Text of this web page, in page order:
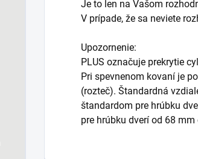
Je to len na Vašom
V prípade, že sa neviete
Upozornenie:
PLUS označuje prekrytie
Pri spevnenom kovaní je
(rozteč). Štandardná
štandardom pre hrúbku
pre hrúbku dverí od 68 mm